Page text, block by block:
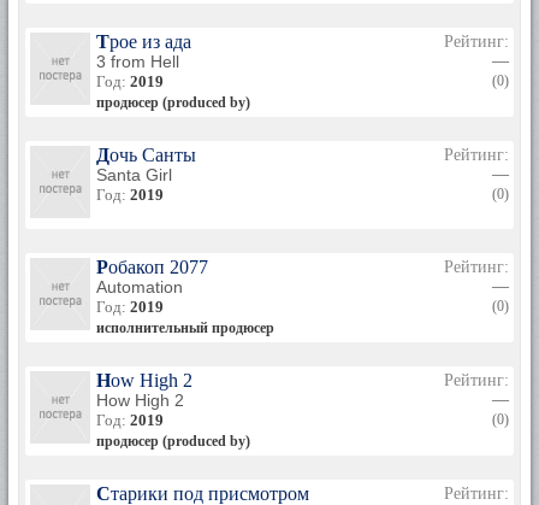
Трое из ада
3 from Hell
Год: 2019
продюсер (produced by)
Рейтинг:
—
(0)
Дочь Санты
Santa Girl
Год: 2019
Рейтинг:
—
(0)
Робакоп 2077
Automation
Год: 2019
исполнительный продюсер
Рейтинг:
—
(0)
How High 2
How High 2
Год: 2019
продюсер (produced by)
Рейтинг:
—
(0)
Старики под присмотром
Рейтинг: